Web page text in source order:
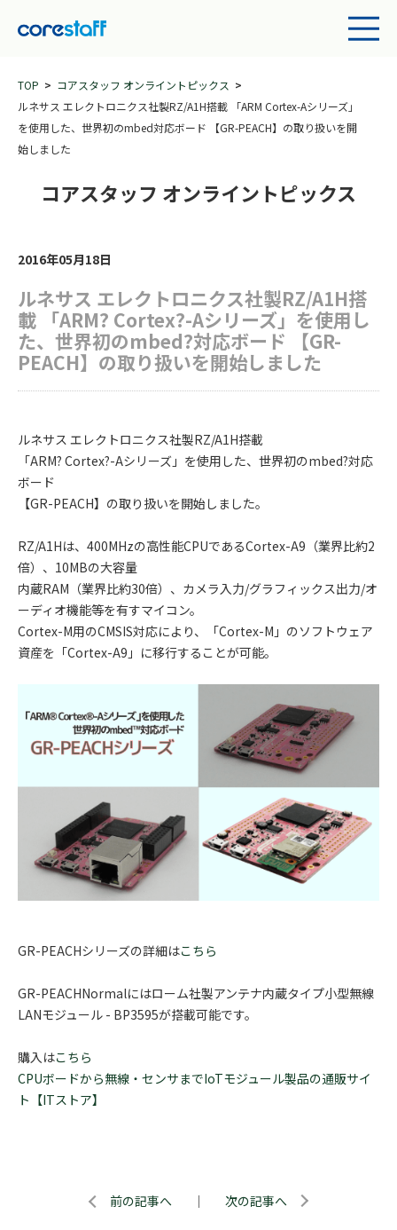
TOP
コアスタッフ オンライントピックス
ルネサス エレクトロニクス社製RZ/A1H搭載 「ARM Cortex-Aシリーズ」
を使用した、世界初のmbed対応ボード 【GR-PEACH】の取り扱いを開
始しました
コアスタッフ オンライントピックス
2016年05月18日
ルネサス エレクトロニクス社製RZ/A1H搭
載 「ARM? Cortex?-Aシリーズ」を使用し
た、世界初のmbed?対応ボード 【GR-
PEACH】の取り扱いを開始しました
ルネサス エレクトロニクス社製RZ/A1H搭載
「ARM? Cortex?-Aシリーズ」を使用した、世界初のmbed?対応
ボード
【GR-PEACH】の取り扱いを開始しました。
RZ/A1Hは、400MHzの高性能CPUであるCortex-A9（業界比約2
倍）、10MBの大容量
内蔵RAM（業界比約30倍）、カメラ入力/グラフィックス出力/オ
ーディオ機能等を有すマイコン。
Cortex-M用のCMSIS対応により、「Cortex-M」のソフトウェア
資産を「Cortex-A9」に移行することが可能。
GR-PEACHシリーズの詳細はこちら
GR-PEACHNormalにはローム社製アンテナ内蔵タイプ小型無線
LANモジュール - BP3595が搭載可能です。
購入はこちら
CPUボードから無線・センサまでIoTモジュール製品の通販サイ
ト【ITストア】
前の記事へ ｜ 次の記事へ